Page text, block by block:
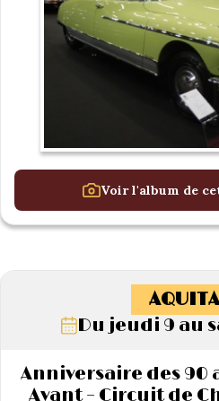
Voir l'album de
Du jeudi 9 au
Anniversaire des 90
Avant – Circuit de